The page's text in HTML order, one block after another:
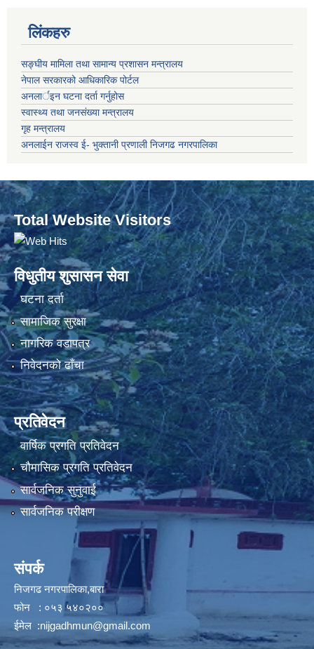
लिंकहरु
सङ्‍घीय मामिला तथा सामान्य प्रशासन मन्त्रालय
नेपाल सरकारको आधिकारिक पोर्टल
अनलार्इन घटना दर्ता गर्नुहोस
स्वास्थ्य तथा जनसंख्या मन्त्रालय
गृह मन्त्रालय
अनलाईन राजस्व ई- भुक्तानी प्रणाली निजगढ नगरपालिका
Total Website Visitors
विधुतीय शुसासन सेवा
घटना दर्ता
सामाजिक सुरक्षा
नागरिक वडापत्र
निवेदनको ढाँचा
प्रतिवेदन
वार्षिक प्रगति प्रतिवेदन
चौमासिक प्रगति प्रतिवेदन
सार्वजनिक सुनुवाई
सार्वजनिक परीक्षण
संपर्क
निजगढ नगरपालिका,बारा
फोन : ०५३ ५४०२००
ईमेल :nijgadhmun@gmail.com